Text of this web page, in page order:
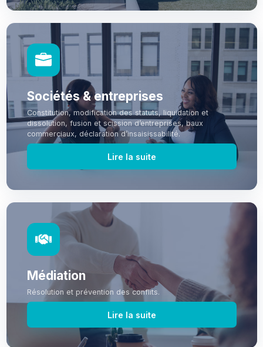
Sociétés & entreprises
Constitution, modification des statuts, liquidation et
dissolution, fusion et scission d’entreprises, baux
commerciaux, déclaration d’insaisissabilité.
Lire la suite
Médiation
Résolution et prévention des conflits.
Lire la suite